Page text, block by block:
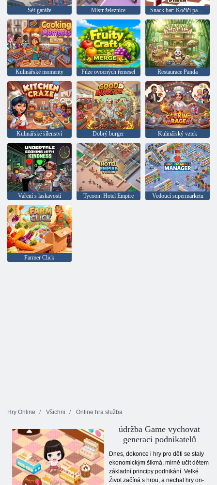
Šéf garáže Mistr železnice
Kulinářské momenty Fúze ovocných řemesel Restaurace Panda
Kulinářské šílenství Dobrý burger Kulinářský vztek
Vaření s laskavostí Tycoon: Hotel Empire Vedoucí supermarketu
Farmer Click
Hry Online Všichni Online hra služba
údržba Game vychovat
generaci podnikatelů
Dnes, dokonce i hry pro děti se staly
ekonomickým šikmá, mírně učit dětem
základní principy podnikání. Velké
Život začíná s hrou, a nechal hry on-